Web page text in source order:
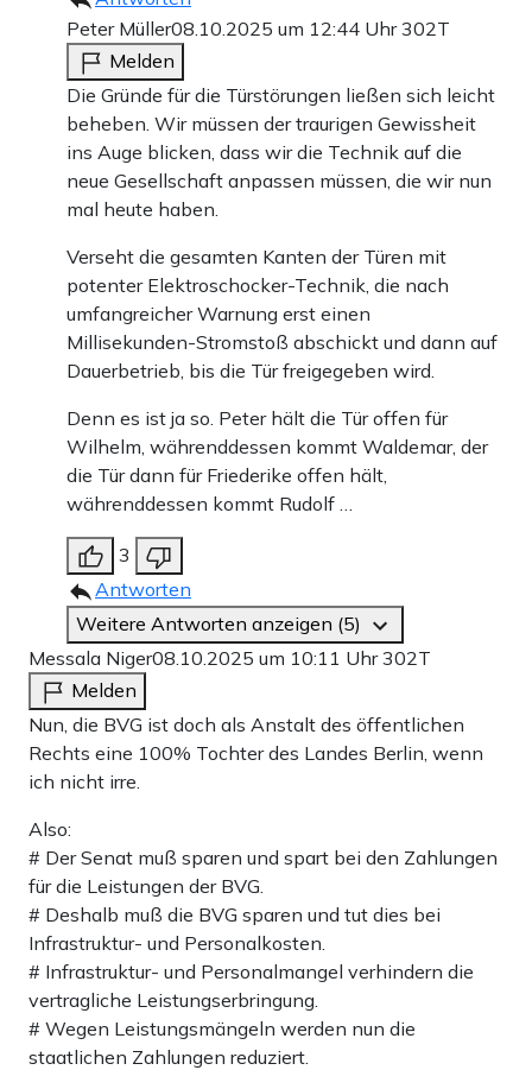
Peter Müller08.10.2025 um 12:44 Uhr302T
Melden
Die Gründe für die Türstörungen ließen sich leicht
beheben. Wir müssen der traurigen Gewissheit
ins Auge blicken, dass wir die Technik auf die
neue Gesellschaft anpassen müssen, die wir nun
mal heute haben.
Verseht die gesamten Kanten der Türen mit
potenter Elektroschocker-Technik, die nach
umfangreicher Warnung erst einen
Millisekunden-Stromstoß abschickt und dann auf
Dauerbetrieb, bis die Tür freigegeben wird.
Denn es ist ja so. Peter hält die Tür offen für
Wilhelm, währenddessen kommt Waldemar, der
die Tür dann für Friederike offen hält,
währenddessen kommt Rudolf …
3
Antworten
Weitere Antworten anzeigen (5)
Messala Niger08.10.2025 um 10:11 Uhr302T
Melden
Nun, die BVG ist doch als Anstalt des öffentlichen
Rechts eine 100% Tochter des Landes Berlin, wenn
ich nicht irre.
Also:
# Der Senat muß sparen und spart bei den Zahlungen
für die Leistungen der BVG.
# Deshalb muß die BVG sparen und tut dies bei
Infrastruktur- und Personalkosten.
# Infrastruktur- und Personalmangel verhindern die
vertragliche Leistungserbringung.
# Wegen Leistungsmängeln werden nun die
staatlichen Zahlungen reduziert.